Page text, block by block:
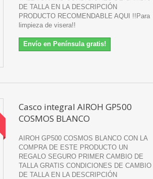
DE TALLA EN LA DESCRIPCIÓN
PRODUCTO RECOMENDABLE AQUI !!Para
limpieza de visera!!
Envío en Península gratis!
Casco integral AIROH GP500
COSMOS BLANCO
AIROH GP500 COSMOS BLANCO CON LA
COMPRA DE ESTE PRODUCTO UN
REGALO SEGURO PRIMER CAMBIO DE
TALLA GRATIS CONDICIONES DE CAMBIO
DE TALLA EN LA DESCRIPCIÓN